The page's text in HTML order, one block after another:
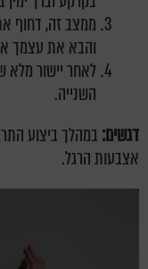
ממצב זה, דחוף
והבא את עצמך
לאחר יישור מלא
השנייה.
דגשים: במהלך ביצוע
אצבעות הרגל.